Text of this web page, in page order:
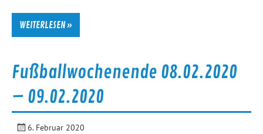
WEITERLESEN »
Fußballwochenende 08.02.2020
– 09.02.2020
6. Februar 2020